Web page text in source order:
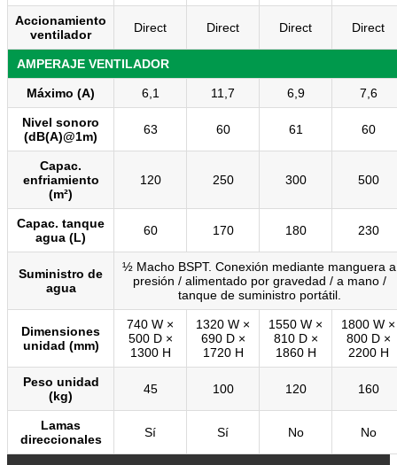
Accionamiento
ventilador
Direct Direct Direct Direct
AMPERAJE VENTILADOR
Máximo (A) 6,1 11,7 6,9 7,6
Nivel sonoro
(dB(A)@1m)
63 60 61 60
Capac.
enfriamiento
(m²)
120 250 300 500
Capac. tanque
agua (L)
60 170 180 230
Suministro de
agua
½ Macho BSPT. Conexión mediante manguera a
presión / alimentado por gravedad / a mano /
tanque de suministro portátil.
Dimensiones
unidad (mm)
740 W ×
500 D ×
1300 H
1320 W ×
690 D ×
1720 H
1550 W ×
810 D ×
1860 H
1800 W ×
800 D ×
2200 H
Peso unidad
(kg)
45 100 120 160
Lamas
direccionales
Sí Sí No No